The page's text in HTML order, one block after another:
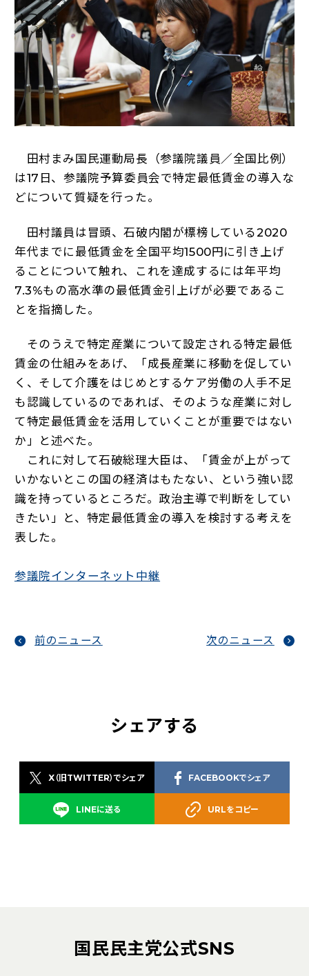
プライバシーポリシー
特定商取引法に基づく表記
田村まみ国民運動局長（参議院議員／全国比例）
は17日、参議院予算委員会で特定最低賃金の導入な
どについて質疑を行った。
田村議員は冒頭、石破内閣が標榜している2020
年代までに最低賃金を全国平均1500円に引き上げ
ることについて触れ、これを達成するには年平均
7.3%もの高水準の最低賃金引上げが必要であるこ
とを指摘した。
そのうえで特定産業について設定される特定最低
賃金の仕組みをあげ、「成長産業に移動を促してい
く、そして介護をはじめとするケア労働の人手不足
も認識しているのであれば、そのような産業に対し
て特定最低賃金を活用していくことが重要ではない
か」と述べた。
これに対して石破総理大臣は、「賃金が上がって
いかないとこの国の経済はもたない、という強い認
識を持っているところだ。政治主導で判断をしてい
きたい」と、特定最低賃金の導入を検討する考えを
表した。
参議院インターネット中継
前のニュース 次のニュース
シェアする
X（旧TWITTER）でシェア
LINEに送る
FACEBOOKでシェア
URLをコピー
国民民主党公式SNS